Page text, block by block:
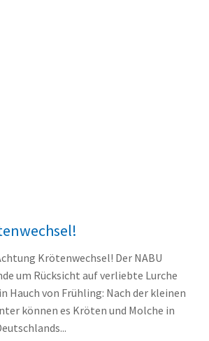
Krötenwechsel! Der NABU
um Rücksicht auf verliebte Lurche
Hauch von Frühling: Nach der kleinen
können es Kröten und Molche in